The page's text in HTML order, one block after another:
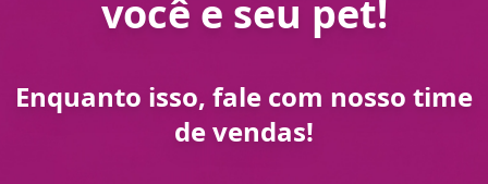
você e seu pet!
Enquanto isso, fale com nosso time
de vendas!